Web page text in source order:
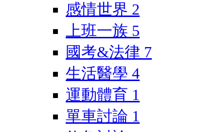
感情世界 2
上班一族 5
國考&法律 7
生活醫學 4
運動體育 1
單車討論 1